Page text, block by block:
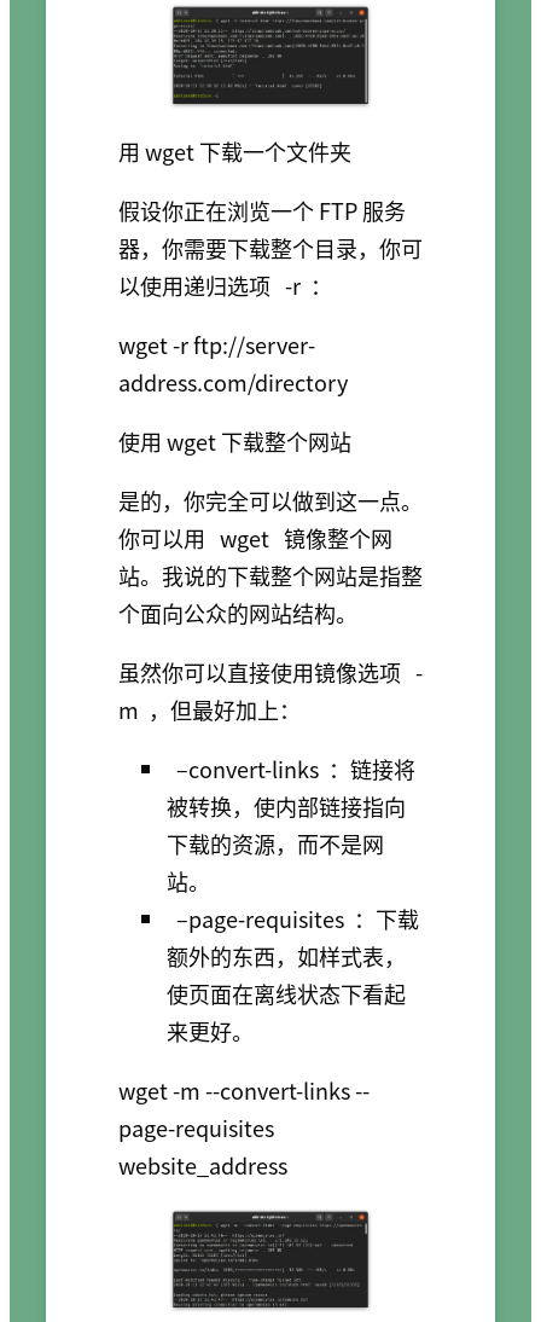
用 wget 下载一个文件夹
假设你正在浏览一个 FTP 服务
器，你需要下载整个目录，你可
以使用递归选项 -r ：
wget -r ftp://server-
使用 wget 下载整个网站
是的，你完全可以做到这一点。
你可以用 wget 镜像整个网
站。我说的下载整个网站是指整
个面向公众的网站结构。
虽然你可以直接使用镜像选项 -
m ，但最好加上：
–convert-links ：链接将
被转换，使内部链接指向
下载的资源，而不是网
站。
–page-requisites ：下载
额外的东西，如样式表，
使页面在离线状态下看起
来更好。
wget -m --convert-links --
page-requisites